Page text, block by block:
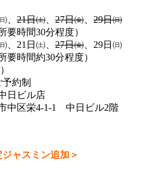
、 21日㈯ 27日㈮
29日㈰
要時間30分程度）
21日㈯、 27日㈮ 、29日㈰
時間約30分程度）
約制
ビル店
4-1-1 中日ビル2階
ジャスミン追加＞